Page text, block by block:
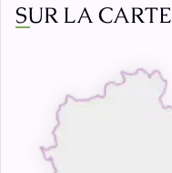
SUR LA CARTE